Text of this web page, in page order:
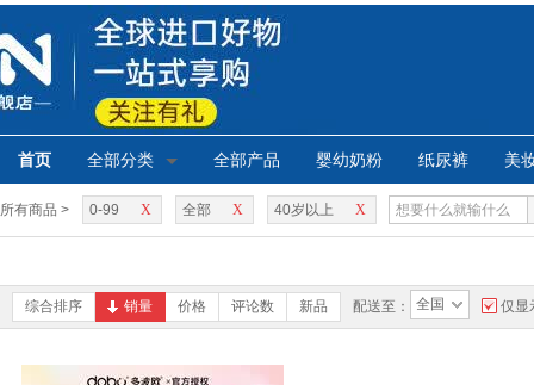
首页 全部分类 全部产品 婴幼奶粉 纸尿裤 美
所有商品 > X
0-99 X
全部 X
40岁以上
综合排序 销量 价格 评论数 新品 配送至： 全国 仅显